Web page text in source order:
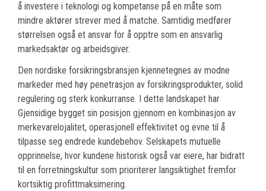
å investere i teknologi og kompetanse på en måte som
mindre aktører strever med å matche. Samtidig medfører
størrelsen også et ansvar for å opptre som en ansvarlig
markedsaktør og arbeidsgiver.
Den nordiske forsikringsbransjen kjennetegnes av modne
markeder med høy penetrasjon av forsikringsprodukter, solid
regulering og sterk konkurranse. I dette landskapet har
Gjensidige bygget sin posisjon gjennom en kombinasjon av
merkevarelojalitet, operasjonell effektivitet og evne til å
tilpasse seg endrede kundebehov. Selskapets mutuelle
opprinnelse, hvor kundene historisk også var eiere, har bidratt
til en forretningskultur som prioriterer langsiktighet fremfor
kortsiktig profittmaksimering.